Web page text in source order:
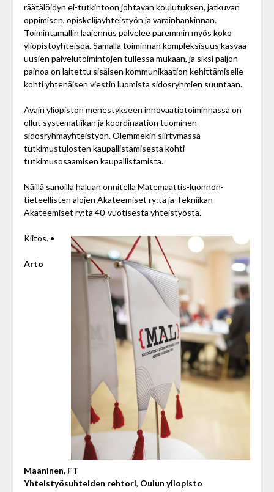
räätälöidyn ei-tutkintoon johtavan koulutuksen, jatkuvan
oppimisen, opiskelijayhteistyön ja varainhankinnan.
Toimintamallin laajennus palvelee paremmin myös koko
yliopistoyhteisöä. Samalla toiminnan kompleksisuus kasvaa
uusien palvelutoimintojen tullessa mukaan, ja siksi paljon
painoa on laitettu sisäisen kommunikaation kehittämiselle
kohti yhtenäisen viestin luomista sidosryhmien suuntaan.
Avain yliopiston menestykseen innovaatiotoiminnassa on
ollut systematiikan ja koordinaation tuominen
sidosryhmäyhteistyön. Olemmekin siirtymässä
tutkimustulosten kaupallistamisesta kohti
tutkimusosaamisen kaupallistamista.
Näillä sanoilla haluan onnitella Matemaattis-luonnon­
tieteellisten alojen Akateemiset ry:tä ja Tekniikan
Akateemiset ry:tä 40-vuotisesta yhteistyöstä.
Kiitos. •
Arto
Maaninen, FT
Yhteistyösuhteiden rehtori, Oulun yliopisto